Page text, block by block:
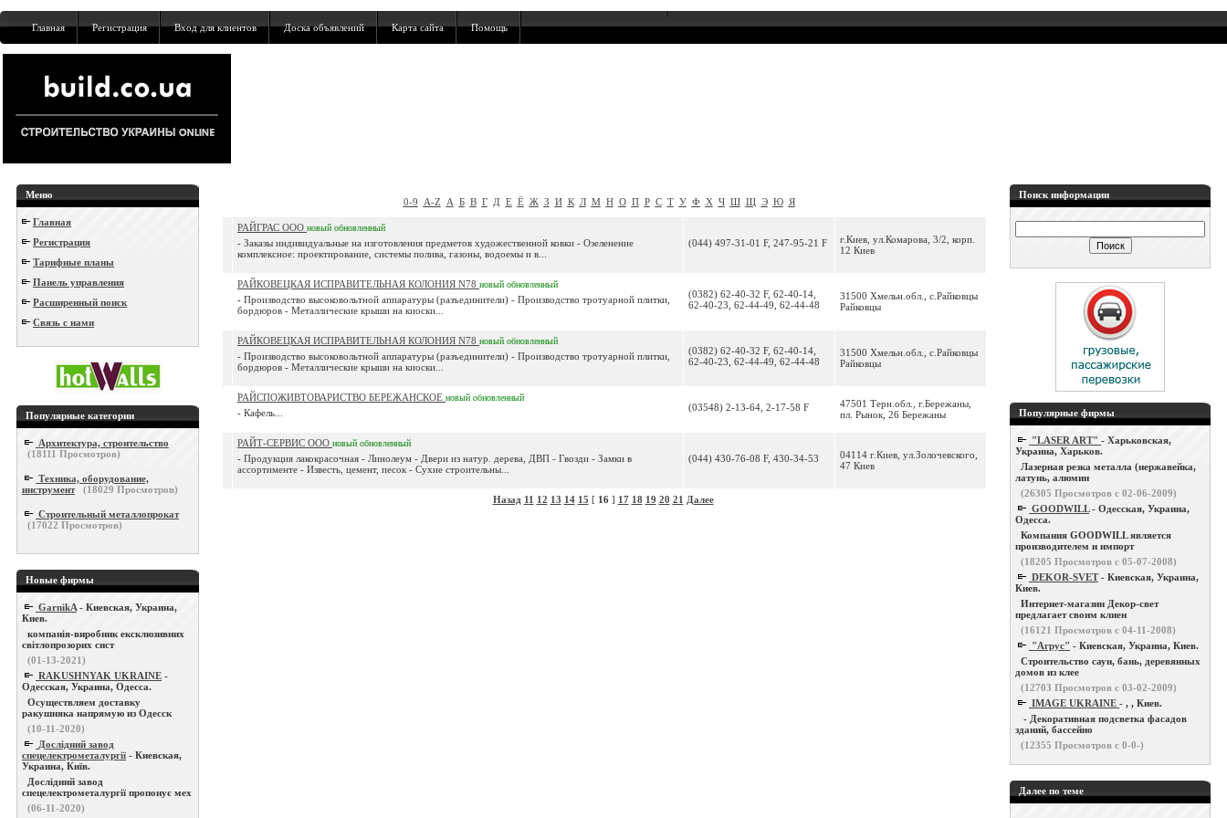
Главная Регистрация Вход для клиентов Доска объявлений Карта сайта Помощь
Меню
Главная
Регистрация
Тарифные планы
Панель управления
Расширенный поиск
Связь с нами
Популярные категории
Архитектура, строительство
(18111 Просмотров)
Техника, оборудование,
инструмент
(18029 Просмотров)
Строительный металлопрокат
(17022 Просмотров)
Новые фирмы
GarnikA - Киевская, Украина,
Киев.
компанія-виробник ексклюзивних
світлопрозорих сист
(01-13-2021)
RAKUSHNYAK UKRAINE -
Одесская, Украина, Одесса.
Осуществляем доставку
ракушняка напрямую из Одесск
(10-11-2020)
Дослідний завод
спецелектрометалургії - Киевская,
Украина, Київ.
Дослідний завод
спецелектрометалургії пропонує мех
(06-11-2020)
0-9 A-Z А Б В Г Д Е Ё Ж З И К Л М Н О П Р С Т У Ф Х Ч Ш Щ Э Ю Я
РАЙГРАС ООО новый обновленный
- Заказы индивидуальные на изготовления предметов художественной ковки - Озеленение
комплексное: проектирование, системы полива, газоны, водоемы и в...
(044) 497-31-01 F, 247-95-21 F
г.Киев, ул.Комарова, 3/2, корп.
12 Киев
РАЙКОВЕЦКАЯ ИСПРАВИТЕЛЬНАЯ КОЛОНИЯ N78 новый обновленный
- Производство высоковольтной аппаратуры (разъединители) - Производство тротуарной плитки,
бордюров - Металлические крыши на киоски...
(0382) 62-40-32 F, 62-40-14,
62-40-23, 62-44-49, 62-44-48
31500 Хмельн.обл., с.Райковцы
Райковцы
РАЙКОВЕЦКАЯ ИСПРАВИТЕЛЬНАЯ КОЛОНИЯ N78 новый обновленный
- Производство высоковольтной аппаратуры (разъединители) - Производство тротуарной плитки,
бордюров - Металлические крыши на киоски...
(0382) 62-40-32 F, 62-40-14,
62-40-23, 62-44-49, 62-44-48
31500 Хмельн.обл., с.Райковцы
Райковцы
РАЙСПОЖИВТОВАРИСТВО БЕРЕЖАНСКОЕ новый обновленный
- Кафель... (03548) 2-13-64, 2-17-58 F
47501 Терн.обл., г.Бережаны,
пл. Рынок, 26 Бережаны
РАЙТ-СЕРВИС ООО новый обновленный
- Продукция лакокрасочная - Линолеум - Двери из натур. дерева, ДВП - Гвозди - Замки в
ассортименте - Известь, цемент, песок - Сухие строительны...
(044) 430-76-08 F, 430-34-53
04114 г.Киев, ул.Золочевского,
47 Киев
Назад 11 12 13 14 15 [ 16] 17 18 19 20 21 Далее
Поиск информации
Популярные фирмы
"LASER ART" - Харьковская,
Украина, Харьков.
Лазерная резка металла (нержавейка,
латунь, алюмин
(26305 Просмотров с 02-06-2009)
GOODWILL- Одесская, Украина,
Одесса.
Компания GOODWILL является
производителем и импорт
(18205 Просмотров с 05-07-2008)
DEKOR-SVET- Киевская, Украина,
Киев.
Интернет-магазин Декор-свет
предлагает своим клиен
(16121 Просмотров с 04-11-2008)
"Агрус" - Киевская, Украина, Киев.
Строительство саун, бань, деревянных
домов из клее
(12703 Просмотров с 03-02-2009)
IMAGE UKRAINE - , , Киев.
- Декоративная подсветка фасадов
зданий, бассейно
(12355 Просмотров с 0-0-)
Далее по теме